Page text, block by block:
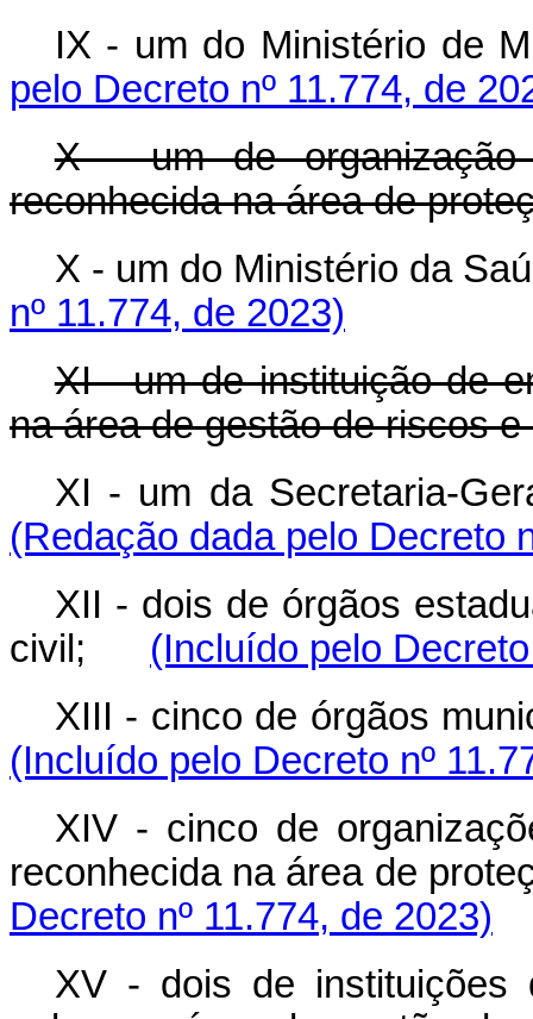
IX - um do Ministério
pelo Decreto nº 11.774, de
X - um de organização
reconhecida na área de
X - um do Ministério da
nº 11.774, de 2023)
XI - um de instituição de
na área de gestão de riscos
XI - um da Secretaria-
(Redação dada pelo Decreto
XII - dois de órgãos
civil; (Incluído pelo
XIII - cinco de órgãos
(Incluído pelo Decreto nº
XIV - cinco de
reconhecida na área de
Decreto nº 11.774, de 2023)
XV - dois de instituições